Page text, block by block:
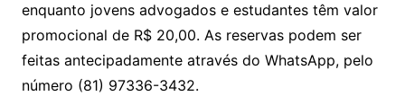
enquanto jovens advogados e estudantes têm valor
promocional de R$ 20,00. As reservas podem ser
feitas antecipadamente através do WhatsApp, pelo
número (81) 97336-3432.